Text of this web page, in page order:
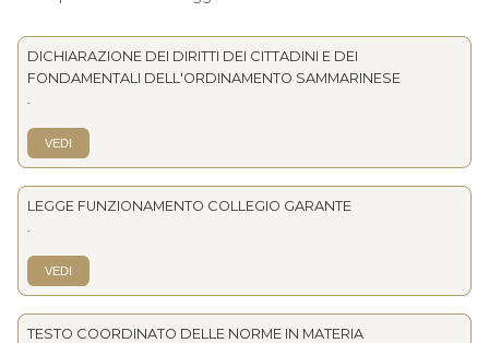
DICHIARAZIONE DEI DIRITTI DEI CITTADINI E DEI
FONDAMENTALI DELL'ORDINAMENTO SAMMARINESE
VEDI
LEGGE FUNZIONAMENTO COLLEGIO GARANTE
VEDI
TESTO COORDINATO DELLE NORME IN MATERIA